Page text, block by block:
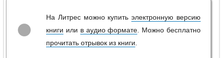
На Литрес можно купитьэлектронную версию
книги или в аудио формате . Можно бесплатно
прочитать отрывок из книги